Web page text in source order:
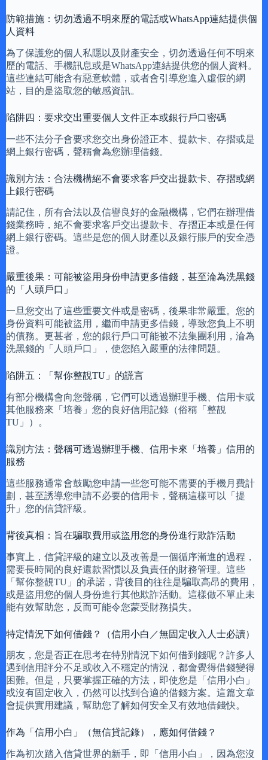
防範措施：切勿透過不明來歷的電話或WhatsApp連結提供個
人資料
為了保護您的個人私隱以及財產安全，切勿透過任何不明來
歷的電話、手機訊息或是WhatsApp連結提供您的個人資料。
這些連結可能含有惡意軟體，或者會引導您進入虛假的網
站，目的是盜取您的敏感資訊。
陷阱四：要求交出重要個人文件正本或銀行戶口密碼
一些不法分子會要求您交出身份證正本、提款卡、存摺或是
網上銀行密碼，聲稱會為您辦理借錢。
識別方法：合法機構絕不會要求客戶交出提款卡、存摺或網
上銀行密碼
請記住，所有合法以及信譽良好的金融機構，它們在辦理借
錢業務時，絕不會要求客戶交出提款卡、存摺正本或是任何
網上銀行密碼。這些是您的個人財產以及銀行賬戶的安全憑
證。
嚴重後果：可能被盜用身份申請更多借錢，甚至淪為洗黑錢
的「人頭戶口」
一旦您交出了這些重要文件或是密碼，後果非常嚴重。您的
身份資料可能被盜用，繼而申請更多借錢，導致您負上不明
的債務。更甚者，您的銀行戶口可能被不法集團利用，淪為
洗黑錢的「人頭戶口」，使您陷入嚴重的法律問題。
陷阱五：「幫你整靚TU」的謊言
有部分機構會向您聲稱，它們可以透過辦理手機、信用卡或
其他服務來「培養」您的良好信用記錄（俗稱「整靚
TU」）。
識別方法：聲稱可透過辦理手機、信用卡來「培養」信用的
服務
這些服務通常會鼓勵您申請一些您可能不需要的手機月費計
劃，甚至誘導您申請不必要的信用卡，聲稱這樣可以「提
升」您的信貸評級。
背後真相：旨在騙取費用或盜用您的身份進行欺詐活動
事實上，信貸評級的建立以及改善是一個循序漸進的過程，
需要長時間的良好還款習慣以及負責任的財務管理。這些
「幫你整靚TU」的承諾，背後目的往往是騙取高昂的費用，
或是盜用您的個人身份進行其他欺詐活動。這樣做不單止未
能有效幫助您，反而可能令您蒙受財務損失。
特定情況下如何借錢？（信用小白／無固定收入人士必讀）
朋友，您是否正在思考在特別情況下如何借到錢呢？許多人
遇到信用評分不足或收入不穩定的情況，都會覺得借錢變得
困難。但是，只要掌握正確的方法，即使您是「信用小白」
或沒有固定收入，仍然可以找到合適的借錢方案。這篇文章
會提供實用建議，幫助您了解如何安全又有效地借錢快。
作為「信用小白」（無信貸記錄），應如何借錢？
作為初次踏入信貸世界的新手，即「信用小白」，因為您沒